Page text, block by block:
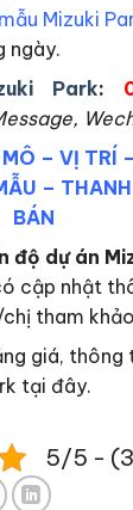
Mizuki
ngày.
Park:
– VỊ TRÍ –
–
BÁN
độ dự án
cập nhật
tham
giá, thông
tại đây.
5/5 -